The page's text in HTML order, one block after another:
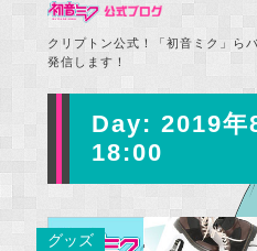
クリプトン公式！「初音ミク」ら
発信します！
Day: 2019年
18:00
グッズ